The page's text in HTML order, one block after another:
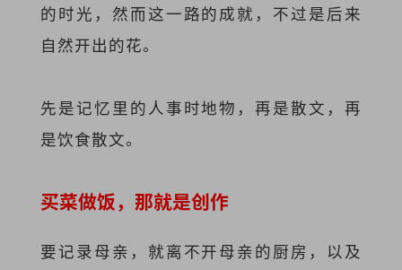
的时光，然而这一路的成就，不过是后来
自然开出的花。
先是记忆里的人事时地物，再是散文，再
是饮食散文。
买菜做饭，那就是创作
要记录母亲，就离不开母亲的厨房，以及